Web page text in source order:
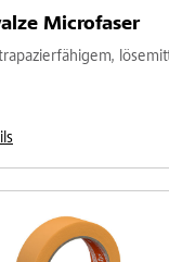
Microfaser